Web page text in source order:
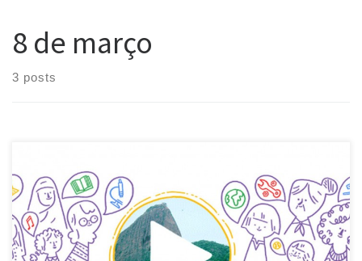
8 de março
3 posts
A tradição de reservar uma data para reivindicar a igualdade de
direitos da mulher é centenária. Nesta terça, 8 de março, celebra-
se o Dia Internacional da Mulher na maioria dos países. Entretanto,